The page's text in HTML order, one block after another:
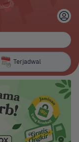
Terjadwal